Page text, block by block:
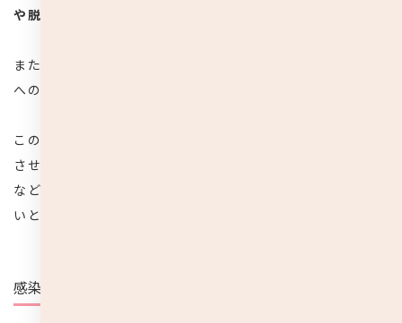
や脱水症状のリスクが高くなる可能性があります。
また、
への負担が増し、体力を消耗しやすい傾向にあります。
このことから、子供の場合は感染症予防のために常時使用
させるのではなく、咳やくしゃみなどの症状が出ている時
など必要性がある場合に、マスクを上手く活用するのが良
いとされています。
感染リスク増加の可能性